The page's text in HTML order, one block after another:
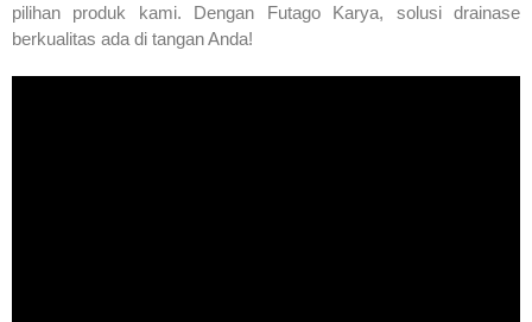
pilihan produk kami. Dengan Futago Karya, solusi drainase
berkualitas ada di tangan Anda!